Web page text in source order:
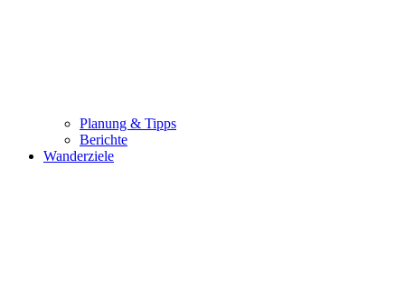
Planung & Tipps
Berichte
Wanderziele